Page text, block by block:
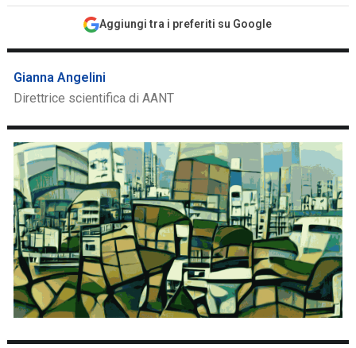
Aggiungi tra i preferiti su Google
Gianna Angelini
Direttrice scientifica di AANT